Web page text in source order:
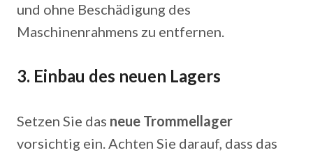
und ohne Beschädigung des
Maschinenrahmens zu entfernen.
3. Einbau des neuen Lagers
Setzen Sie das neue Trommellager
vorsichtig ein. Achten Sie darauf, dass das